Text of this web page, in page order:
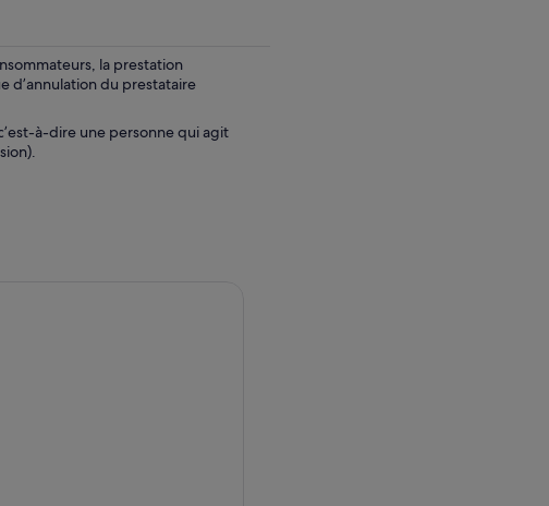
la prestation
d’annulation du prestataire
à-dire une personne qui agit